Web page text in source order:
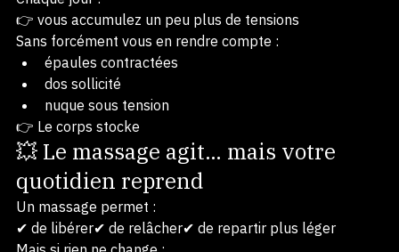
Chaque jour :
👉 vous accumulez un peu plus de tensions
Sans forcément vous en rendre compte :
épaules contractées
dos sollicité
nuque sous tension
👉 Le corps stocke
💥 Le massage agit… mais votre
quotidien reprend
Un massage permet :